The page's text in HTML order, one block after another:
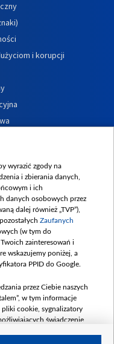
i korupcji
wyrazić zgody na
i zbierania danych,
i ich
danych osobowych przez
dalej również „TVP”),
Zaufanych
(w tym do
zainteresowań i
wskazujemy poniżej, a
PPID do Google.
przez Ciebie naszych
w tym informacje
cookie, sygnalizatory
świadczenie